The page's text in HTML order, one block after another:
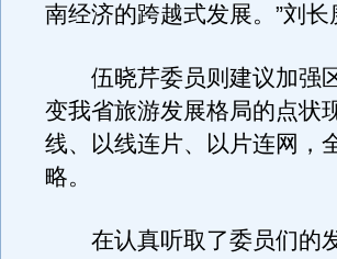
南经济的跨越式发展。”刘长
伍晓芹委员则建议加强
变我省旅游发展格局的点状
线、以线连片、以片连网，
略。
在认真听取了委员们的